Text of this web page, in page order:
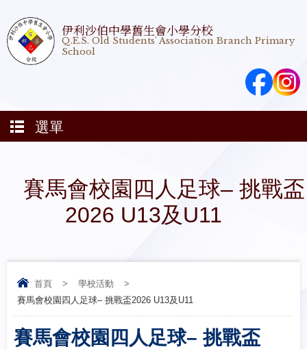
伊利沙伯中學舊生會小學分校
Q.E.S. Old Students' Association Branch Primary
School
選單
賽馬會校園四人足球– 挑戰盃
2026 U13及U11
首頁 > 學校活動
>
賽馬會校園四人足球– 挑戰盃2026 U13及U11
賽馬會校園四人足球– 挑戰盃